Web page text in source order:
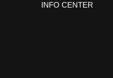
INFO CENTER